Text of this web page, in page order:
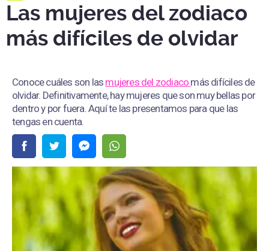
Las mujeres del zodiaco
más difíciles de olvidar
Conoce cuáles son las mujeres del zodiaco más difíciles de
olvidar. Definitivamente, hay mujeres que son muy bellas por
dentro y por fuera. Aquí te las presentamos para que las
tengas en cuenta.